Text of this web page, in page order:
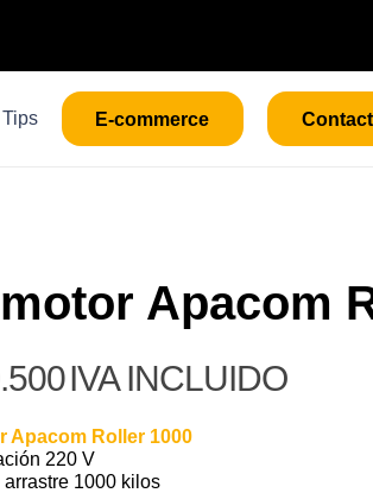
Tips E-commerce
Apacom
IVA INCLUIDO
Apacom Roller 1000
220 V
arrastre 1000 kilos